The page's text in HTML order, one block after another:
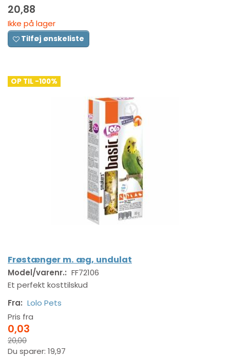
20,88
Ikke på lager
Tilføj ønskeliste
OP TIL -100%
Frøstænger m. æg, undulat
Model/varenr.: FF72106
Et perfekt kosttilskud
Fra: Lolo Pets
Pris fra
0,03
20,00
Du sparer: 19,97